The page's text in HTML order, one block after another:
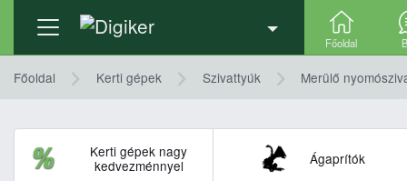
Főoldal
Főoldal Kerti gépek Szivattyúk Merülő
Kerti gépek nagy
kedvezménnyel
Ágaprítók
Termék adatlap Részletek, technikai adatok